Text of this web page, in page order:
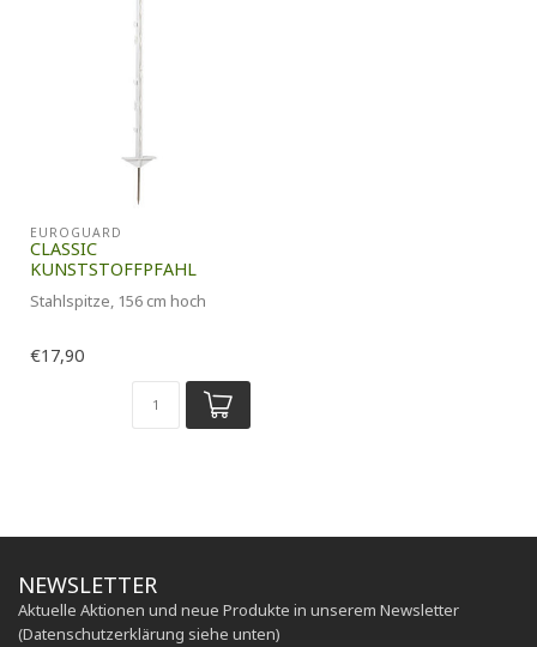
EUROGUARD
CLASSIC
KUNSTSTOFFPFAHL
Stahlspitze, 156 cm hoch
€17,90
NEWSLETTER
Aktuelle Aktionen und neue Produkte in unserem Newsletter
(Datenschutzerklärung siehe unten)